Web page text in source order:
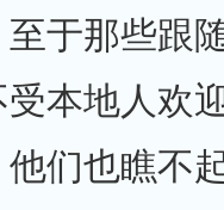
于那些跟
本地人欢
们也瞧不